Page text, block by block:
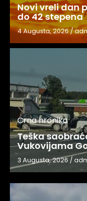
Novi vreli dan
do 42 stepena
4 Augusta, 2026/
Crna hronika
Teška
Vukovijama
3 Augusta, 2026/